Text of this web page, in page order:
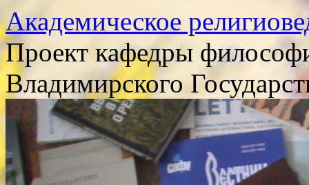
Академическое
Проект кафедры
Владимирского